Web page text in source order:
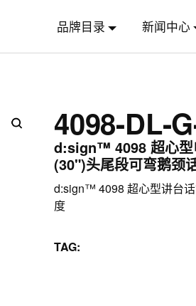
品牌目录 新闻中心
4098-DL-
d:sign™ 4098 超心型
(30")头尾段可弯鹅颈
d:sign™ 4098 超心型讲台
度
TAG: